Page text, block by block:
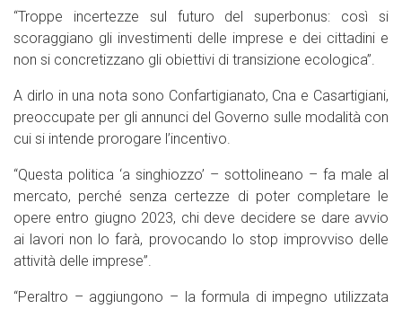
“Troppe incertezze sul futuro del superbonus: così si
scoraggiano gli investimenti delle imprese e dei cittadini e
non si concretizzano gli obiettivi di transizione ecologica”.
A dirlo in una nota sono Confartigianato, Cna e Casartigiani,
preoccupate per gli annunci del Governo sulle modalità con
cui si intende prorogare l’incentivo.
“Questa politica ‘a singhiozzo’ – sottolineano – fa male al
mercato, perché senza certezze di poter completare le
opere entro giugno 2023, chi deve decidere se dare avvio
ai lavori non lo farà, provocando lo stop improvviso delle
attività delle imprese”.
“Peraltro – aggiungono – la formula di impegno utilizzata